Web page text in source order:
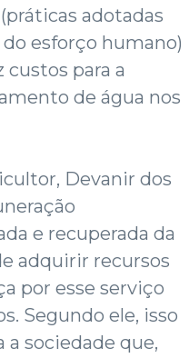
adotadas
esforço humano)
custos para a
de água nos
Devanir dos
e recuperada da
adquirir recursos
por esse serviço
Segundo ele, isso
sociedade que,